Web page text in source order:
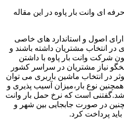
ای وانت بار پاوه در این مقاله
اصول و استاندارد های خاصی
انتخاب مشتریان داشته باشند و
شرکت وانت بار پاوه با داشتن
نیاز مشتریان در سراسر کشور
در انتخاب ماشین باربری می توان
نوع بار،میزان آسیب پذیری و
است که نرخ حمل بار وانت
در صورت جابجایی بین شهر و
پرداخت کرد.